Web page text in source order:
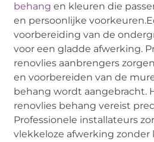
behangen kleuren die
en persoonlijke
voorbereiding van de
voor een gladde afwerking.
renovlies aanbrengers
en voorbereiden van de
behang wordt aangebracht.
renovlies behang vereist
Professionele installateurs
vlekkeloze afwerking